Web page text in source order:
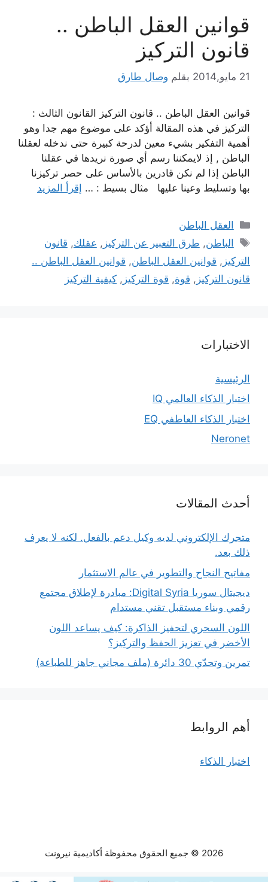
قوانين العقل الباطن ..
قانون التركيز
21 مايو,2014 بقلم وصال طارق
قوانين العقل الباطن .. قانون التركيز القانون الثالث :
التركيز في هذه المقالة أؤكد على موضوع مهم جدا وهو
أهمية التفكير بشيء معين لدرحة كبيرة حتى ندخله لعقلنا
الباطن , إذ لايمكننا رسم أي صورة نريدها في عقلنا
الباطن إذا لم نكن قادرين بالأساس على حصر تركيزنا
بها وتسليط وعينا عليها مثال بسيط : … إقرأ المزيد
التصنيفات
العقل الباطن
الوسوم
الباطن, طرق التعبير عن التركيز , عقلك, قانون
التركيز , قوانين العقل الباطن, قوانين العقل الباطن ..
قانون التركيز , قوة, قوة التركيز , كيفية التركيز
الاختبارات
الرئيسية
اختبار الذكاء العالمي IQ
اختبار الذكاء العاطفي EQ
Neronet
أحدث المقالات
متجرك الإلكتروني لديه وكيل دعم بالفعل. لكنه لا يعرف
ذلك بعد.
مفاتيح النجاح والتطوير في عالم الاستثمار
ديجيتال سوريا Digital Syria: مبادرة لإطلاق مجتمع
رقمي وبناء مستقبل تقني مستدام
اللون السحري لتحفيز الذاكرة: كيف يساعد اللون
الأخضر في تعزيز الحفظ والتركيز؟
تمرين وتحدّي 30 دائرة (ملف مجاني جاهز للطباعة)
أهم الروابط
اختبار الذكاء
2026 © جميع الحقوق محفوظة أكاديمية نيرونت